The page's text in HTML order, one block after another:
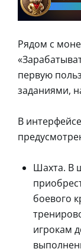
Рядом с
первую
заданиями,
В
Шахта. В
боевого
игрокам